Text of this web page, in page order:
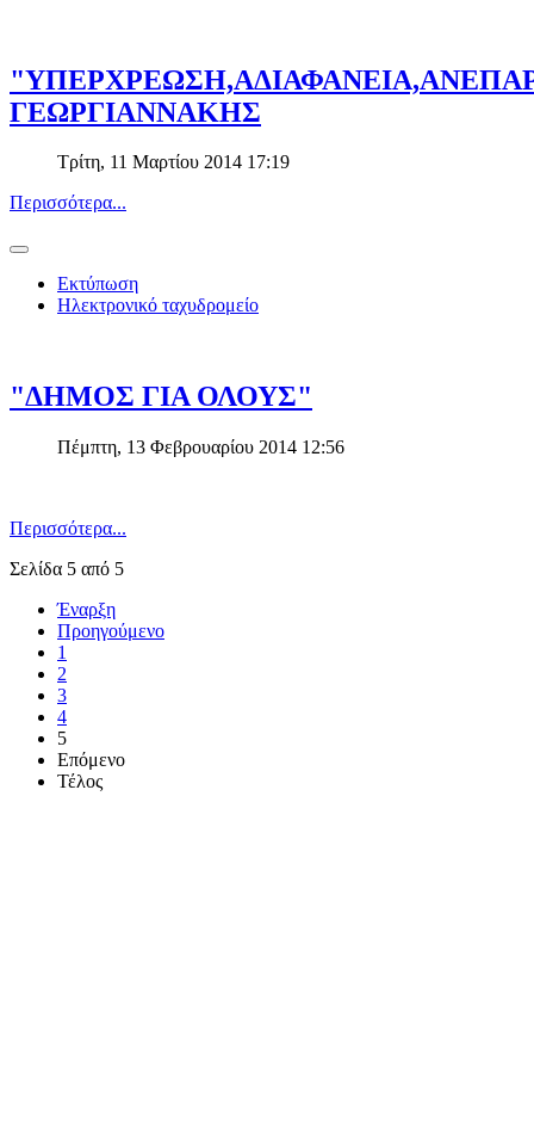
ΓΕΩΡΓΙΑΝΝΑΚΗΣ
Τρίτη, 11 Μαρτίου 2014 17:19
Περισσότερα...
Εκτύπωση
Ηλεκτρονικό ταχυδρομείο
"ΔΗΜΟΣ ΓΙΑ ΟΛΟΥΣ"
Πέμπτη, 13 Φεβρουαρίου 2014 12:56
Περισσότερα...
Σελίδα 5 από 5
Έναρξη
Προηγούμενο
1
2
3
4
5
Επόμενο
Τέλος